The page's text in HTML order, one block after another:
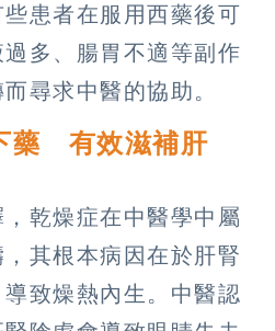
患者在服用西藥後可
多、腸胃不適等副作
尋求中醫的協助。
藥 有效滋補肝
乾燥症在中醫學中屬
其根本病因在於肝腎
致燥熱內生。中醫認